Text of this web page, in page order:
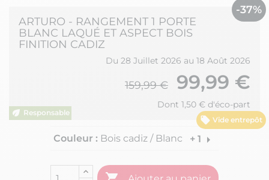
Vide entrepôt
-37%
ARTURO - RANGEMENT 1 PORTE
BLANC LAQUÉ ET ASPECT BOIS
FINITION CADIZ
Du 28 Juillet 2026 au 18 Août 2026
159,99 € 99,99 €
Dont 1,50 € d'éco-part
Couleur : Bois cadiz / Blanc + 1 arrow_right